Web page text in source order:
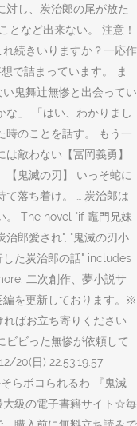
し、炭治郎の尾が放た
となど出来ない。 注意！
続きいりますか？一応作
で詰まっています。 ま
鬼舞辻無惨と出会ってい
な」 「はい、わかりまし
時のことを話す。 もう一
敵わない【冨岡義勇】
【鬼滅の刃】 いっそ蛇に
て落ち着け。 … 炭治郎は
。 The novel "if 竈門兄妹
郎愛され", "鬼滅の刃小
た炭治郎の話" includes
二次創作、夢小説サ
編を更新しております。※
ればお立ち寄りください
ビビった無惨が依頼して
20(日) 22:53:19.57
らボコられるわ 『鬼滅
大級の電子書籍サイト☆毎